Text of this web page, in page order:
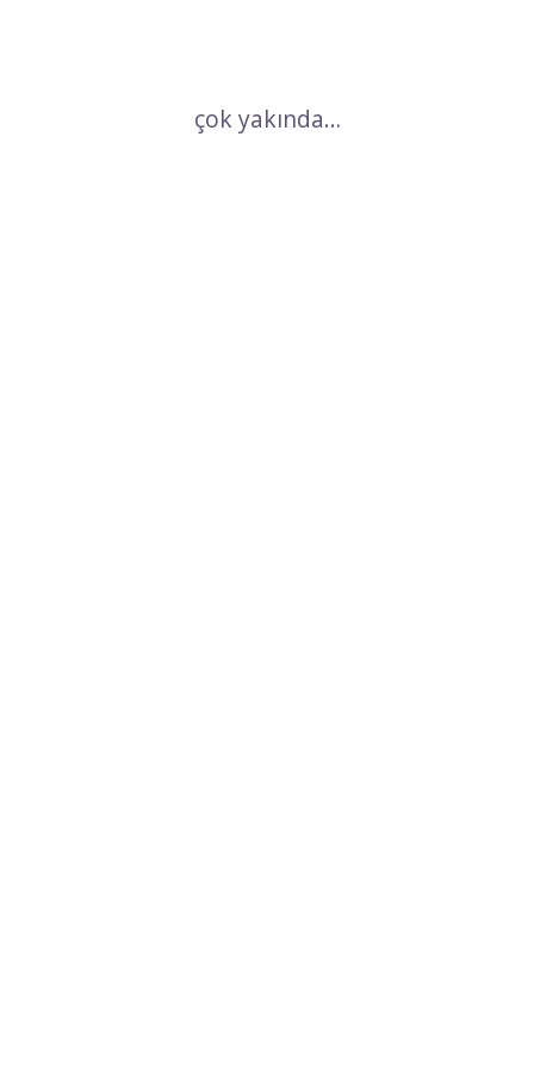
çok yakında…